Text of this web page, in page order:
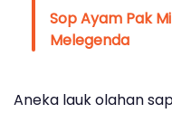
Sop Ayam Pak
Melegenda
Aneka lauk olahan